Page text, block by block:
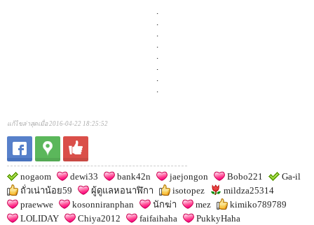
.
.
.
.
.
.
.
.
แก้ไขล่าสุดเมื่อ 2016-04-22 18:25:52
nogaom dewi33 bank42n jaejongon Bobo221
Ga-il
ถั่วเน่าน้อย59
ผู้ดูแลหอนาฬิกา isotopez
mildza25314
praewwe
kosonniranphan นักฆ่า mez
kimiko789789
LOLIDAY
Chiya2012 faifaihaha
PukkyHaha